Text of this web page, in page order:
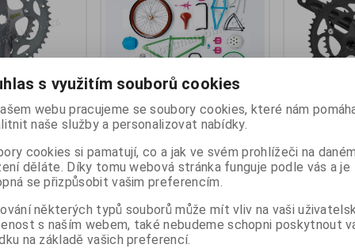
170/50/34
65197
24
1 -
pár
Dotaz na zboží
Katalogové číslo: DOTAZ
Záruka (měsíců):24
Dodací lhůta (dnů) 1 -7
Skladem:
Dotaz na zboží které jste tu
nenašli a...
Střed
50/34z
Katalogové
Skladem:Na
EAN:
s využitím souborů cookies
webu pracujeme se soubory cookies, které nám
naše služby a personalizovat nabídky.
cookies si pamatují, co a jak ve svém prohlížeči na daném
děláte. Díky tomu webová stránka funguje podle vás a je
se přizpůsobit vašim preferencím.
některých typů souborů může mít vliv na vaši
s naším webem, také nebudeme schopni poskytnout
na základě vašich preferencí.